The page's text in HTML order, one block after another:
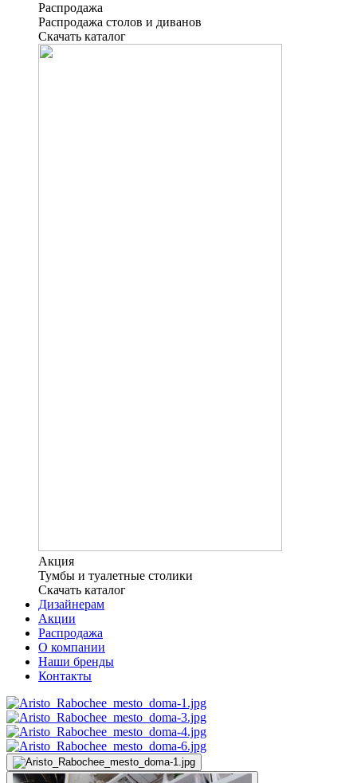
Распродажа
Распродажа столов и диванов
Скачать каталог
Акция
Тумбы и туалетные столики
Скачать каталог
Дизайнерам
Акции
Распродажа
О компании
Наши бренды
Контакты